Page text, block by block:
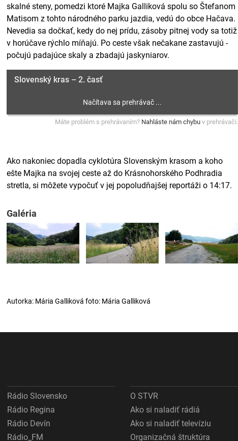
skalné steny, pomedzi ktoré Majka Galliková spolu so Štefanom
Matisom z tohto národného parku jazdia, vedú do obce Hačava.
Nevedia sa dočkať, kedy do nej prídu, zásoby pitnej vody sa totiž
v horúčave rýchlo míňajú. Po ceste však nečakane zastavujú -
počujú padajúce skaly a zbadajú jaskyniarov.
Slovenský kras – 2. časť
Máte problém s prehrávaním? Nahláste nám chybu v prehrávači.
Ako nakoniec dopadla cyklotúra Slovenským krasom a koho
ešte Majka na svojej ceste až do Krásnohorského Podhradia
stretla, si môžete vypočuť v jej popoludňajšej reportáži o 14:17.
Galéria
Autorka: Mária Galliková foto: Mária Galliková
Rádio Slovensko
Rádio Regina
Rádio Devín
Rádio_FM
O STVR
Ako si naladiť rádiá
Ako si naladiť televíziu
Organizačná štruktúra